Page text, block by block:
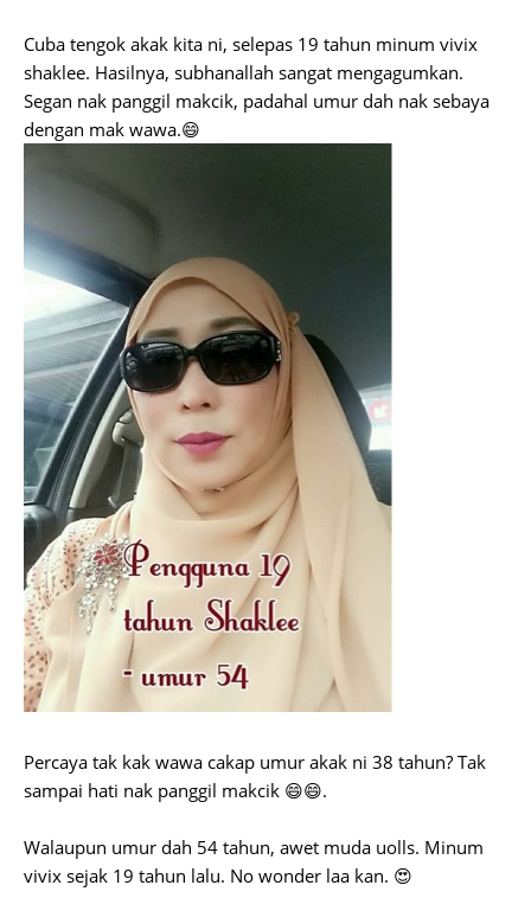
Cuba tengok akak kita ni, selepas 19 tahun minum vivix
shaklee. Hasilnya, subhanallah sangat mengagumkan.
Segan nak panggil makcik, padahal umur dah nak sebaya
dengan mak wawa.😄
Percaya tak kak wawa cakap umur akak ni 38 tahun? Tak
sampai hati nak panggil makcik 😄😄.
Walaupun umur dah 54 tahun, awet muda uolls. Minum
vivix sejak 19 tahun lalu. No wonder laa kan. 😍